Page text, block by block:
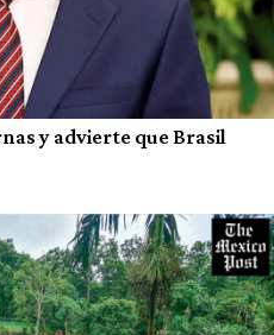
y advierte que Brasil